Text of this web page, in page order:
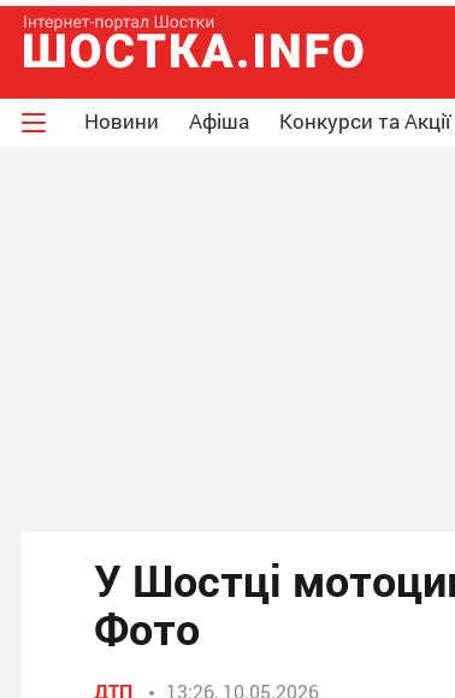
Новини Афіша Конкурси та Акції
У Шостці
Фото
ДТП 13:26, 10.05.2026